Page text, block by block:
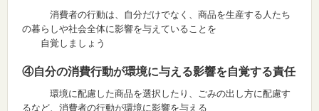
消費者の行動は、自分だけでなく、商品を生産する人たち
の暮らしや社会全体に影響を与えていることを
自覚しましょう
④自分の消費行動が環境に与える影響を自覚する責任
環境に配慮した商品を選択したり、ごみの出し方に配慮す
るなど、消費者の行動が環境に影響を与える